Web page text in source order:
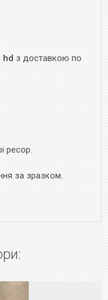
hd з доставкою по
ресор.
за зразком.